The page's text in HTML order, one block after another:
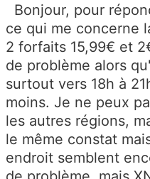
Bonjour, pour
ce qui me concerne
2 forfaits 15,99€ et
de problème alors
surtout vers 18h à
moins. Je ne peux
les autres régions,
le même constat
endroit semblent